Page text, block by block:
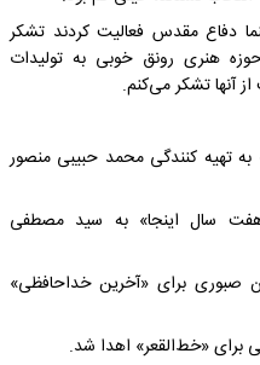
دفاع مقدس فعالیت کردند تشکر
هنری رونق خوبی به تولیدات
آنها تشکر می‌کنم.
تهیه کنندگی محمد حبیبی منصور
«هفت سال اینجا» به سید مصطفی
صبوری برای «آخرین خداحافظی»
برای «خط‌القعر» اهدا شد.